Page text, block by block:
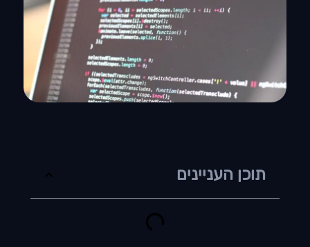
תוכן העניינים